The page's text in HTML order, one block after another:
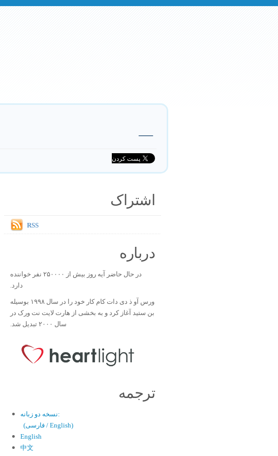
—
اشتراک
RSS
درباره
در حال حاضر آیه روز بیش از ۲۵۰۰۰۰ نفر خواننده
دارد.
ورس آو ذ دی دات کام کار خود را در سال ۱۹۹۸ بوسیله
بن ستید آغاز کرد و به بخشی از هارت لایت نت ورک در
سال ۲۰۰۰ تبدیل شد.
ترجمه
نسخه دو زبانه:
(فارسی / English)
English
中文